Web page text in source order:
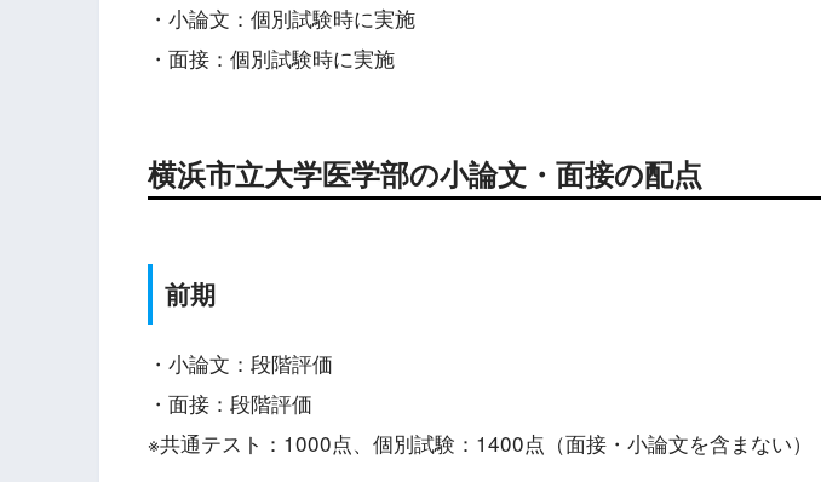
・小論文：個別試験時に実施
・面接：個別試験時に実施
横浜市立大学医学部の小論文・面接の配点
前期
・小論文：段階評価
・面接：段階評価
※共通テスト：1000点、個別試験：1400点（面接・小論文を含まない）